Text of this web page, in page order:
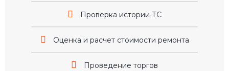
Проверка истории ТС
Оценка и расчет стоимости ремонта
Проведение торгов